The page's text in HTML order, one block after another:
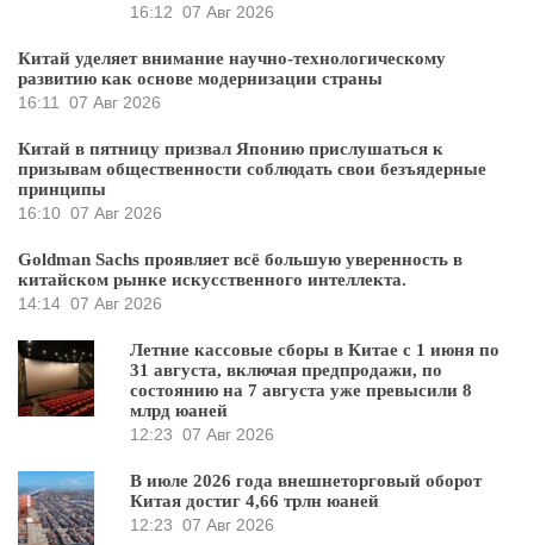
16:12 07 Авг 2026
Китай уделяет внимание научно-технологическому
развитию как основе модернизации страны
16:11
07 Авг 2026
Китай в пятницу призвал Японию прислушаться к
призывам общественности соблюдать свои безъядерные
принципы
16:10 07 Авг 2026
Goldman Sachs проявляет всё большую уверенность в
китайском рынке искусственного интеллекта.
14:14 07 Авг 2026
Летние кассовые сборы в Китае с 1 июня по
31 августа, включая предпродажи, по
состоянию на 7 августа уже превысили 8
млрд юаней
12:23 07 Авг 2026
В июле 2026 года внешнеторговый оборот
Китая достиг 4,66 трлн юаней
12:23 07 Авг 2026